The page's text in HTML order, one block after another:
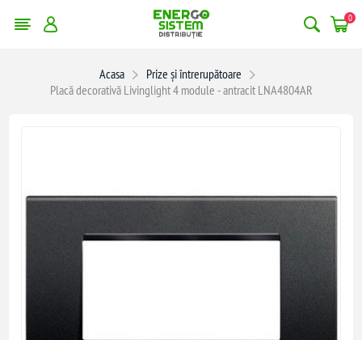
0
Acasa
Prize și întrerupătoare
Placă decorativă Livinglight 4 module - antracit LNA4804AR